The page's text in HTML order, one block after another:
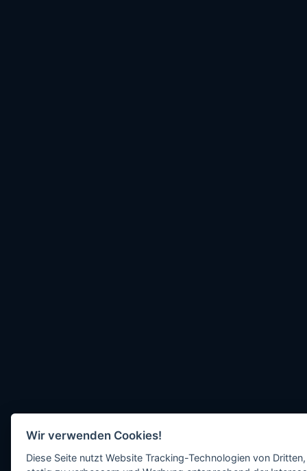
Wir verwenden Cookies!
Diese Seite nutzt Website Tracking-Technologien von